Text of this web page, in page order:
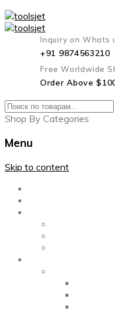
Inquiry on Whats
+91 9874563210
Free Worldwide
Order Above
Shop By Categories
Menu
Skip to content